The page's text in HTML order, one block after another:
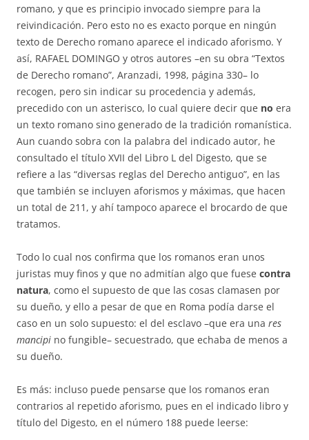
romano, y que es principio invocado siempre para la
reivin­dica­ción. Pero esto no es exac­to porque en ningún
texto de Derecho romano aparece el indicado aforismo. Y
así, RAFAEL DOMINGO y otros autores –en su obra “Textos
de Derecho romano”, Aranzadi, 1998, página 330– lo
recogen, pero sin in­dicar su procedencia y además,
precedido con un asterisco, lo cual quie­re decir que no era
un texto romano sino generado de la tradición roma­nís­ti­ca.
Aun cuando sobra con la palabra del indicado autor, he
consultado el título XVII del Libro L del Digesto, que se
refiere a las “diversas reglas del Derecho antiguo”, en las
que también se incluyen aforismos y má­xi­mas, que hacen
un total de 211, y ahí tampoco aparece el brocardo de que
tratamos.
Todo lo cual nos confirma que los romanos eran unos
juristas muy fi­nos y que no admitían algo que fuese contra
natura, como el supuesto de que las cosas clamasen por
su dueño, y ello a pesar de que en Roma podía darse el
caso en un solo supuesto: el del esclavo –que era una res
man­cipi no fungible– secuestrado, que echaba de menos a
su dueño.
Es más: incluso puede pensarse que los romanos eran
contrarios al re­petido aforismo, pues en el indicado libro y
título del Digesto, en el nú­me­ro 188 puede leerse: